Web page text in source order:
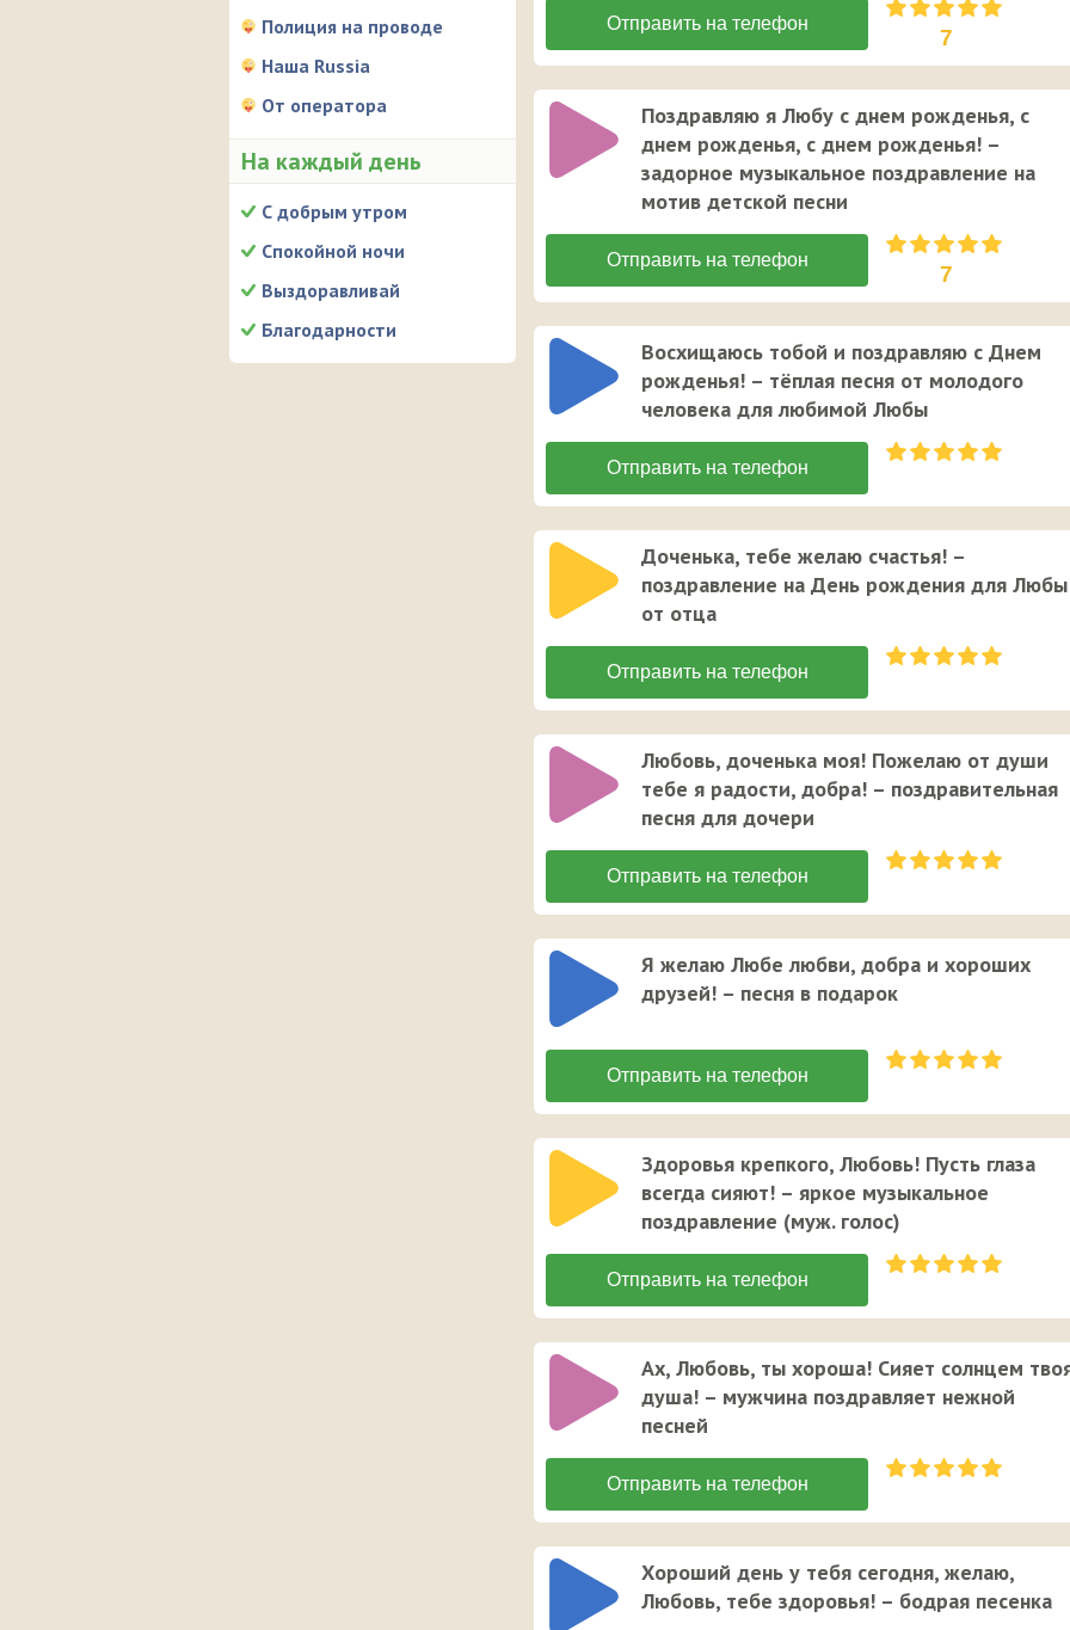
Полиция на проводе
Наша Russia
От оператора
На каждый день
С добрым утром
Спокойной ночи
Выздоравливай
Благодарности
7
Поздравляю я Любу с днем рожденья, с
днем рожденья, с днем рожденья! –
задорное музыкальное поздравление на
мотив детской песни
7
Восхищаюсь тобой и поздравляю с Днем
рожденья! – тёплая песня от молодого
человека для любимой Любы
Доченька, тебе желаю счастья! –
поздравление на День рождения для Любы
от отца
Любовь, доченька моя! Пожелаю от души
тебе я радости, добра! – поздравительная
песня для дочери
Я желаю Любе любви, добра и хороших
друзей! – песня в подарок
Здоровья крепкого, Любовь! Пусть глаза
всегда сияют! – яркое музыкальное
поздравление (муж. голос)
Ах, Любовь, ты хороша! Сияет солнцем
душа! – мужчина поздравляет нежной
песней
Хороший день у тебя сегодня, желаю,
Любовь, тебе здоровья! – бодрая песенка